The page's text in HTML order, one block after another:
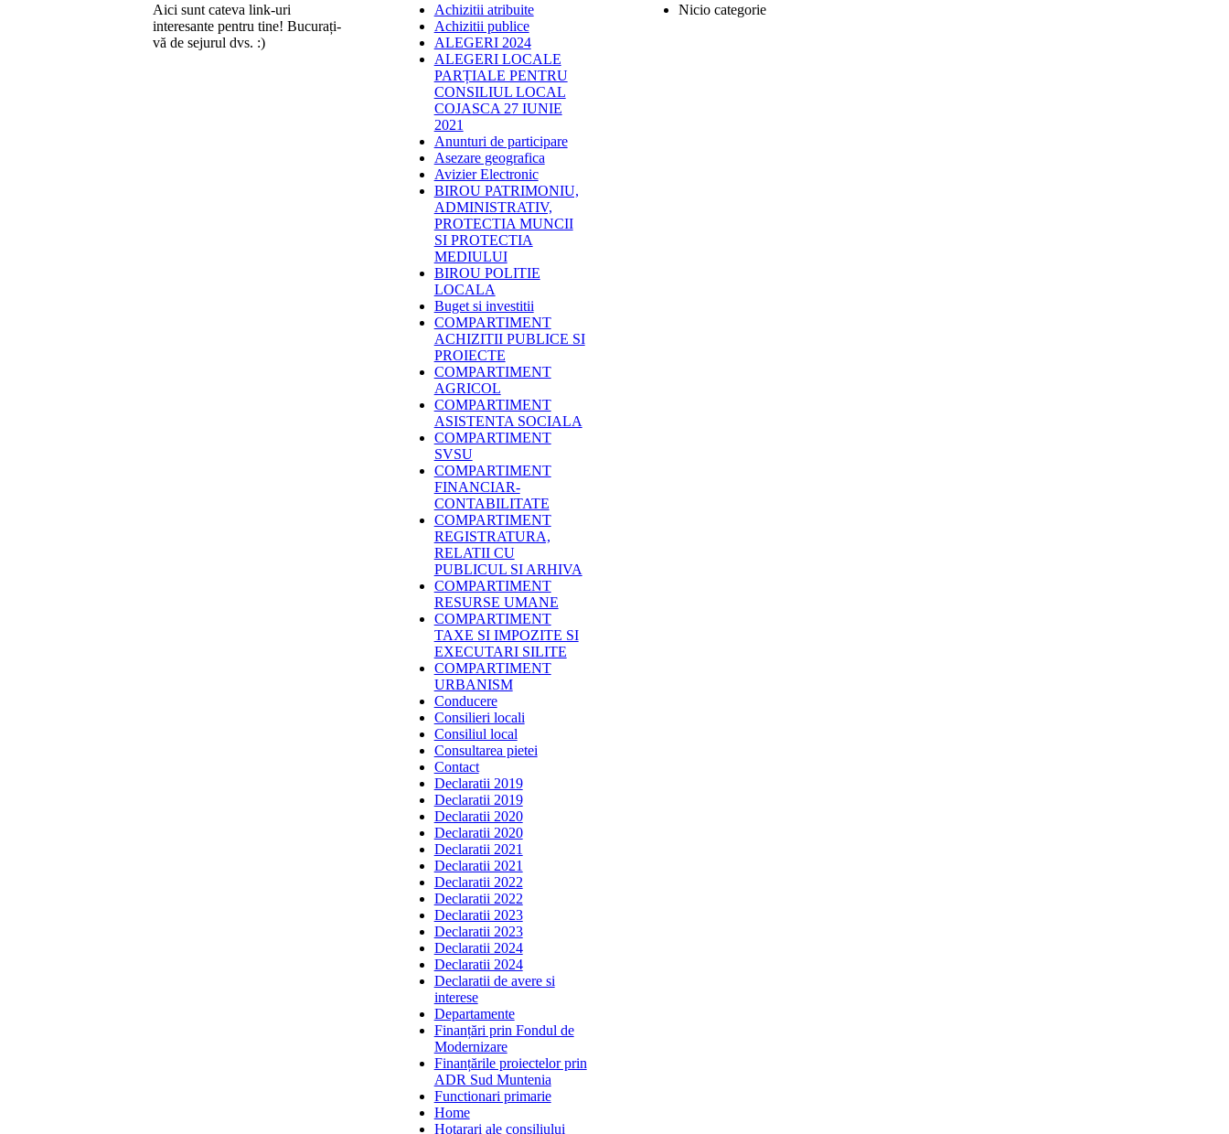
Aici sunt cateva link-uri
interesante pentru tine! Bucurați-
vă de sejurul dvs. :)
Achizitii atribuite
Achizitii publice
ALEGERI 2024
ALEGERI LOCALE
PARȚIALE PENTRU
CONSILIUL LOCAL
COJASCA 27 IUNIE
2021
Anunturi de participare
Asezare geografica
Avizier Electronic
BIROU PATRIMONIU,
ADMINISTRATIV,
PROTECTIA MUNCII
SI PROTECTIA
MEDIULUI
BIROU POLITIE
LOCALA
Buget si investitii
COMPARTIMENT
ACHIZITII PUBLICE SI
PROIECTE
COMPARTIMENT
AGRICOL
COMPARTIMENT
ASISTENTA SOCIALA
COMPARTIMENT
SVSU
COMPARTIMENT
FINANCIAR-
CONTABILITATE
COMPARTIMENT
REGISTRATURA,
RELATII CU
PUBLICUL SI ARHIVA
COMPARTIMENT
RESURSE UMANE
COMPARTIMENT
TAXE SI IMPOZITE SI
EXECUTARI SILITE
COMPARTIMENT
URBANISM
Conducere
Consilieri locali
Consiliul local
Consultarea pietei
Contact
Declaratii 2019
Declaratii 2019
Declaratii 2020
Declaratii 2020
Declaratii 2021
Declaratii 2021
Declaratii 2022
Declaratii 2022
Declaratii 2023
Declaratii 2023
Declaratii 2024
Declaratii 2024
Declaratii de avere si
interese
Departamente
Finanțări prin Fondul de
Modernizare
Finanțările proiectelor prin
ADR Sud Muntenia
Functionari primarie
Home
Hotarari ale consiliului
Nicio categorie